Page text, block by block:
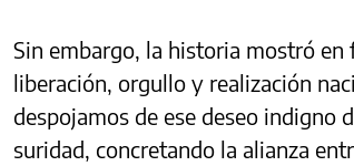
Sin embargo, la historia mostró
liberación, orgullo y realización
despojamos de ese deseo indigno
suridad, concretando la alianza